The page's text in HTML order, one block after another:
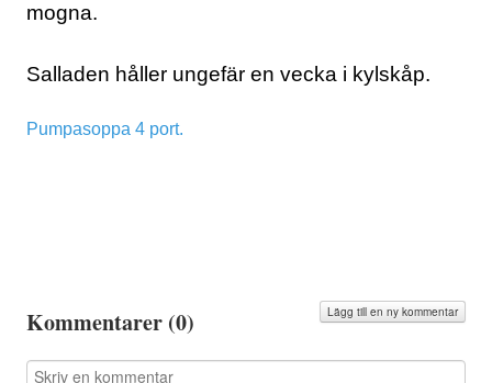
mogna.
Salladen håller ungefär en vecka i kylskåp.
Pumpasoppa 4 port.
Kommentarer (0) Lägg till en ny kommentar